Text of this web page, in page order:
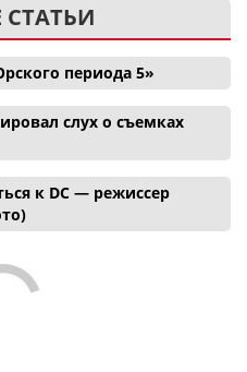
периода 5»
слух о съемках
к DC — режиссер